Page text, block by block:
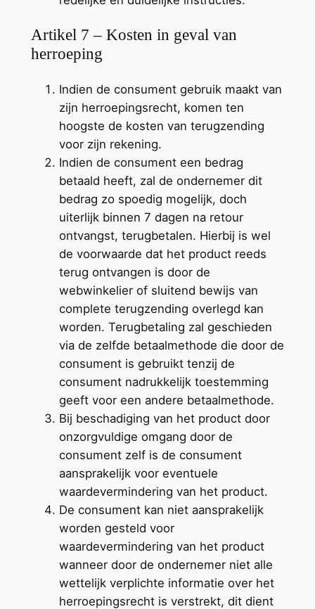
Artikel 7 – Kosten in geval van
herroeping
Indien de consument gebruik maakt van
zijn herroepingsrecht, komen ten
hoogste de kosten van terugzending
voor zijn rekening.
Indien de consument een bedrag
betaald heeft, zal de ondernemer dit
bedrag zo spoedig mogelijk, doch
uiterlijk binnen 7 dagen na retour
ontvangst, terugbetalen. Hierbij is wel
de voorwaarde dat het product reeds
terug ontvangen is door de
webwinkelier of sluitend bewijs van
complete terugzending overlegd kan
worden. Terugbetaling zal geschieden
via de zelfde betaalmethode die door de
consument is gebruikt tenzij de
consument nadrukkelijk toestemming
geeft voor een andere betaalmethode.
Bij beschadiging van het product door
onzorgvuldige omgang door de
consument zelf is de consument
aansprakelijk voor eventuele
waardevermindering van het product.
De consument kan niet aansprakelijk
worden gesteld voor
waardevermindering van het product
wanneer door de ondernemer niet alle
wettelijk verplichte informatie over het
herroepingsrecht is verstrekt, dit dient